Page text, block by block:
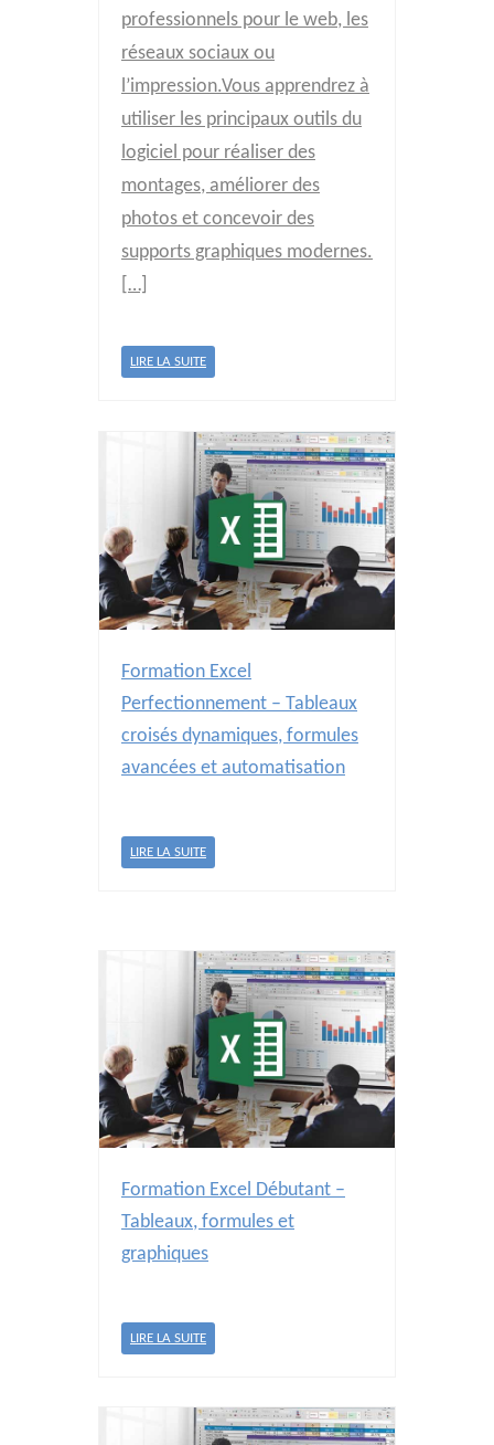
professionnels pour le web, les
réseaux sociaux ou
l’impression.Vous apprendrez à
utiliser les principaux outils du
logiciel pour réaliser des
montages, améliorer des
photos et concevoir des
supports graphiques modernes.
[…]
LIRE LA SUITE
Formation Excel
Perfectionnement – Tableaux
croisés dynamiques, formules
avancées et automatisation
LIRE LA SUITE
Formation Excel Débutant –
Tableaux, formules et
graphiques
LIRE LA SUITE